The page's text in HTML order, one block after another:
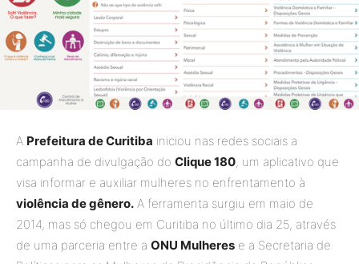
A Prefeitura de Curitiba iniciou nas redes sociais a
campanha de divulgação do Clique 180, um aplicativo que
visa informar e auxiliar mulheres no enfrentamento à
violência de gênero. A ferramenta surgiu em maio de
2014, mas só chegou em Curitiba no último dia 25, através
de uma parceria entre a ONU Mulheres e a Secretaria de